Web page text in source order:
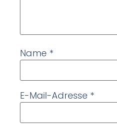
Name *
E-Mail-Adresse *